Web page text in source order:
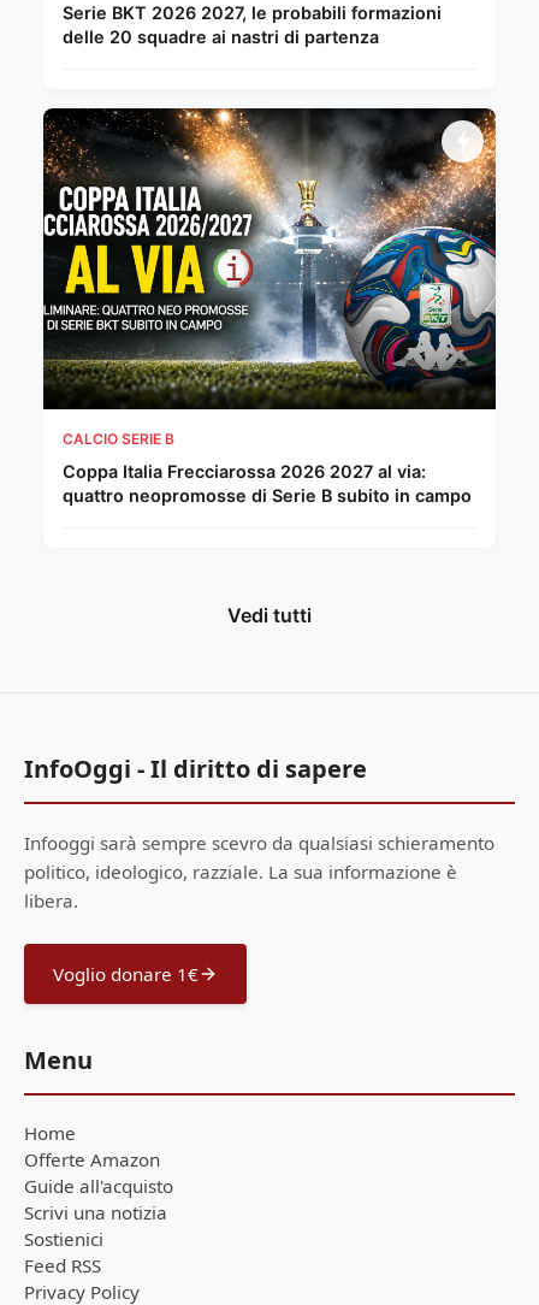
Serie BKT 2026 2027, le probabili formazioni
delle 20 squadre ai nastri di partenza
CALCIO SERIE B
Coppa Italia Frecciarossa 2026 2027 al via:
quattro neopromosse di Serie B subito in campo
Vedi tutti
InfoOggi - Il diritto di sapere
Infooggi sarà sempre scevro da qualsiasi schieramento
politico, ideologico, razziale. La sua informazione è
libera.
Voglio donare 1€
Menu
Home
Offerte Amazon
Guide all'acquisto
Scrivi una notizia
Sostienici
Feed RSS
Privacy Policy